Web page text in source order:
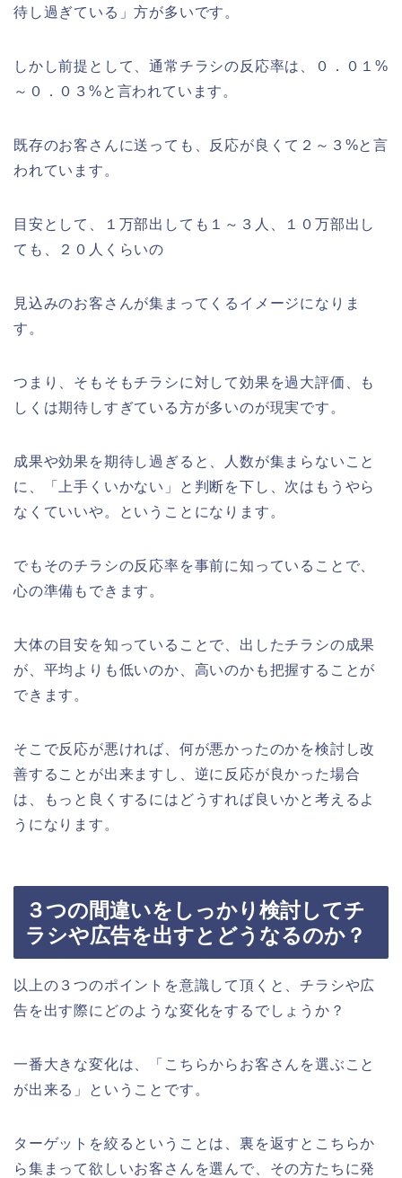
待し過ぎている」方が多いです。
しかし前提として、通常チラシの反応率は、０．０１%
～０．０３%と言われています。
既存のお客さんに送っても、反応が良くて２～３%と言
われています。
目安として、１万部出しても１～３人、１０万部出し
ても、２０人くらいの
見込みのお客さんが集まってくるイメージになりま
す。
つまり、そもそもチラシに対して効果を過大評価、も
しくは期待しすぎている方が多いのが現実です。
成果や効果を期待し過ぎると、人数が集まらないこと
に、「上手くいかない」と判断を下し、次はもうやら
なくていいや。ということになります。
でもそのチラシの反応率を事前に知っていることで、
心の準備もできます。
大体の目安を知っていることで、出したチラシの成果
が、平均よりも低いのか、高いのかも把握することが
できます。
そこで反応が悪ければ、何が悪かったのかを検討し改
善することが出来ますし、逆に反応が良かった場合
は、もっと良くするにはどうすれば良いかと考えるよ
うになります。
３つの間違いをしっかり検討してチ
ラシや広告を出すとどうなるのか？
以上の３つのポイントを意識して頂くと、チラシや広
告を出す際にどのような変化をするでしょうか？
一番大きな変化は、「こちらからお客さんを選ぶこと
が出来る」ということです。
ターゲットを絞るということは、裏を返すとこちらか
ら集まって欲しいお客さんを選んで、その方たちに発